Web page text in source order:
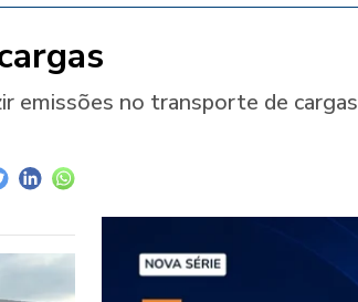
emissões no transporte de cargas